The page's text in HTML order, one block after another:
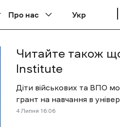
Про нас Укр
Читайте також
Institute
Діти військових та ВПО
грант на навчання в
4 Липня 16:06